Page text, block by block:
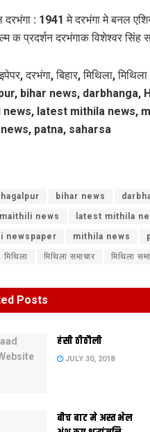
: 1941 मे दरभंगा मे बनल
क प्रदर्शन दरभंगाक विशेश्वर सिंह
दरभंगा, बिहार, मिथिला,
bihar news, darbhanga,
latest mithila news,
patna, saharsa
bihar news
news latest mithila
newspaper mithila news
मिथिला मिथिला समाचार मिथिला
Posts
हंसी ठीठौली
JULY 30, 2018
बीच बाट मे अस्त भेल